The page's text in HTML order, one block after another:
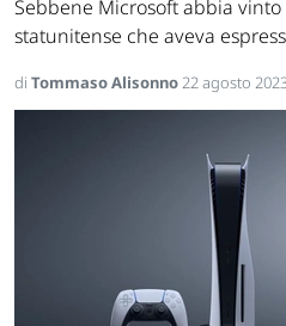
Sebbene Microsoft abbia
statunitense che aveva
di Tommaso Alisonno22 agosto